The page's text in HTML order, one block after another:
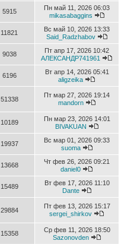
5915
Пн май 11, 2026 06:03
mikasabaggins
11821
Вс май 10, 2026 13:33
Said_Radzhabov
9038
Пт апр 17, 2026 10:42
АЛЕКСАНДР741961
6196
Вт апр 14, 2026 05:41
aligzeika
51338
Пт мар 27, 2026 19:14
mandorn
10189
Пн мар 23, 2026 14:01
BIVAKUAN
19937
Вс мар 01, 2026 09:33
suoma
13668
Чт фев 26, 2026 09:21
daniel0
15489
Вт фев 17, 2026 11:10
Dante
29884
Пт фев 13, 2026 15:17
sergei_shirkov
15358
Ср фев 11, 2026 18:50
Sazonovden